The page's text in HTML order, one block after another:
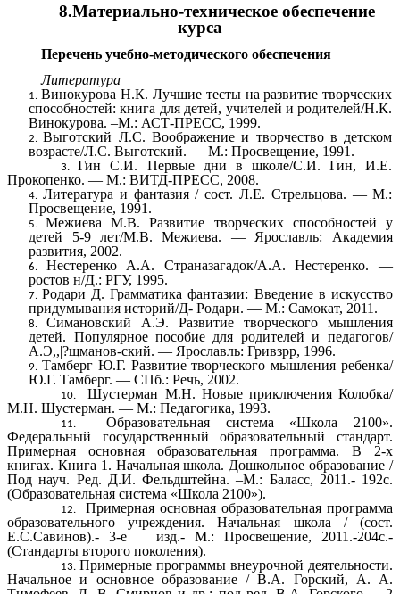
8.Материально-техническое обеспечение
курса
Перечень учебно-методического обеспечения
Литература
Винокурова Н.К. Лучшие тесты на развитие творческих
способностей: книга для детей, учителей и родителей/Н.К.
Винокурова. –М.: АСТ-ПРЕСС, 1999.
Выготский Л.С. Воображение и творчество в детском
возрасте/Л.С. Выготский. — М.: Просвещение, 1991.
Гин С.И. Первые дни в школе/С.И. Гин, И.Е.
Прокопенко. — М.: ВИТД-ПРЕСС, 2008.
Литература и фантазия / сост. Л.Е. Стрельцова. — М.:
Просвещение, 1991.
Межиева М.В. Развитие творческих способностей у
детей 5-9 лет/М.В. Межиева. — Ярославль: Академия
развития, 2002.
Нестеренко А.А. Страназагадок/А.А. Нестеренко. —
ростов н/Д.: РГУ, 1995.
Родари Д. Грамматика фантазии: Введение в искусство
придумывания историй/Д- Родари. — М.: Самокат, 2011.
Симановский А.Э. Развитие творческого мышления
детей. Популярное пособие для родителей и педагогов/
А.Э,,|?щманов-ский. — Ярославль: Гривзрр, 1996.
Тамберг Ю.Г. Развитие творческого мышления ребенка/
Ю.Г. Тамберг. — СПб.: Речь, 2002.
Шустерман М.Н. Новые приключения Колобка/
М.Н. Шустерман. — М.: Педагогика, 1993.
Образовательная система «Школа 2100».
Федеральный государственный образовательный стандарт.
Примерная основная образовательная программа. В 2-х
книгах. Книга 1. Начальная школа. Дошкольное образование /
Под науч. Ред. Д.И. Фельдштейна. –М.: Баласс, 2011.- 192с.
(Образовательная система «Школа 2100»).
Примерная основная образовательная программа
образовательного учреждения. Начальная школа / (сост.
Е.С.Савинов).- 3-е изд.- М.: Просвещение, 2011.-204с.-
(Стандарты второго поколения).
Примерные программы внеурочной деятельности.
Начальное и основное образование / В.А. Горский, А. А.